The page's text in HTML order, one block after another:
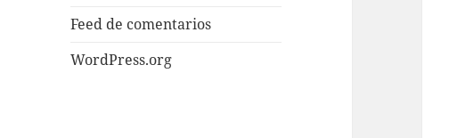
Feed de comentarios
WordPress.org